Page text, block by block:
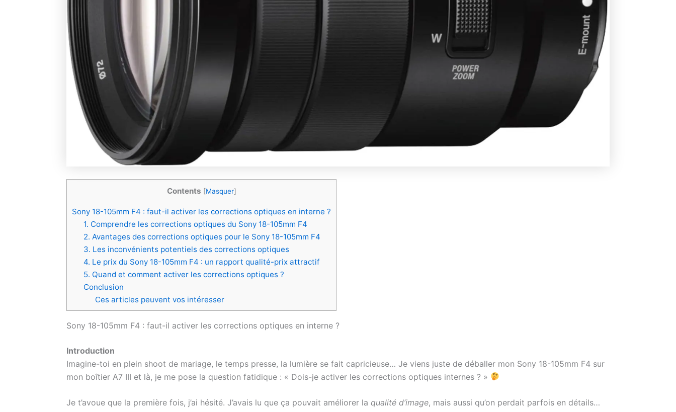
Contents [Masquer]
Sony 18-105mm F4 : faut-il activer les corrections optiques en interne ?
1. Comprendre les corrections optiques du Sony 18-105mm F4
2. Avantages des corrections optiques pour le Sony 18-105mm F4
3. Les inconvénients potentiels des corrections optiques
4. Le prix du Sony 18-105mm F4 : un rapport qualité-prix attractif
5. Quand et comment activer les corrections optiques ?
Conclusion
Ces articles peuvent vos intéresser
Sony 18-105mm F4 : faut-il activer les corrections optiques en interne ?
Introduction
Imagine-toi en plein shoot de mariage, le temps presse, la lumière se fait capricieuse… Je viens juste de déballer mon Sony 18-105mm F4 sur
mon boîtier A7 III et là, je me pose la question fatidique : « Dois-je activer les corrections optiques internes ? »
Je t’avoue que la première fois, j’ai hésité. J’avais lu que ça pouvait améliorer la qualité d’image, mais aussi qu’on perdait parfois en détails…